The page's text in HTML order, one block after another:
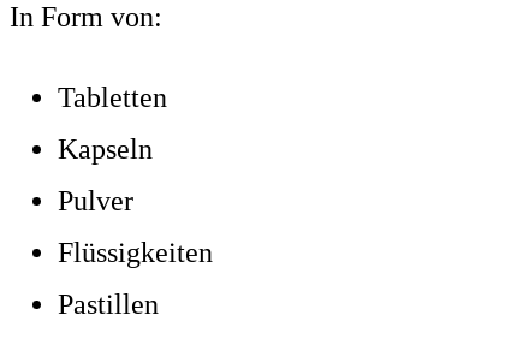
In Form von:
Tabletten
Kapseln
Pulver
Flüssigkeiten
Pastillen